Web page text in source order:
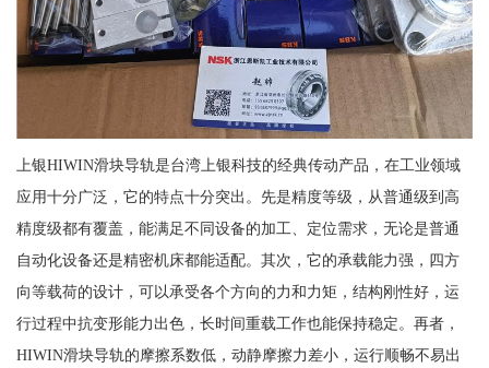
上银HIWIN滑块导轨是台湾上银科技的经典传动产品，在工业领域
应用十分广泛，它的特点十分突出。先是精度等级，从普通级到高
精度级都有覆盖，能满足不同设备的加工、定位需求，无论是普通
自动化设备还是精密机床都能适配。其次，它的承载能力强，四方
向等载荷的设计，可以承受各个方向的力和力矩，结构刚性好，运
行过程中抗变形能力出色，长时间重载工作也能保持稳定。再者，
HIWIN滑块导轨的摩擦系数低，动静摩擦力差小，运行顺畅不易出